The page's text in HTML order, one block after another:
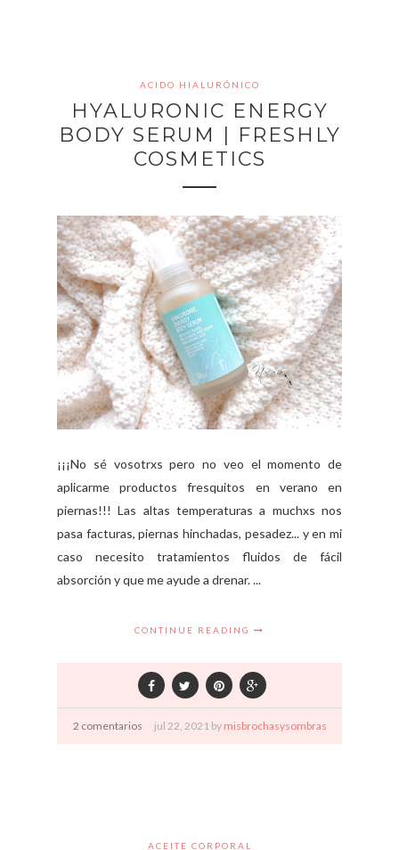
ACIDO HIALURÓNICO
HYALURONIC ENERGY
BODY SERUM | FRESHLY
COSMETICS
¡¡¡No sé vosotrxs pero no veo el momento de
aplicarme productos fresquitos en verano en
piernas!!! Las altas temperaturas a muchxs nos
pasa facturas, piernas hinchadas, pesadez... y en mi
caso necesito tratamientos fluidos de fácil
absorción y que me ayude a drenar. ...
CONTINUE READING
2 comentarios jul 22, 2021 by misbrochasysombras
ACEITE CORPORAL